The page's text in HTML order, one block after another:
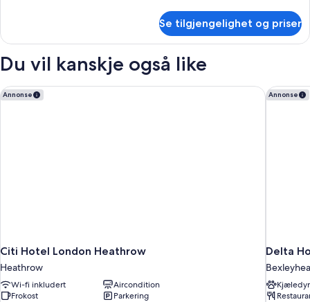
–
Se tilgjengelighet og priser
Du vil kanskje også like
Annonse
Citi Hotel London Heathrow
Heathrow
Wi-fi inkludert
Aircondition
Frokost
Parkering
Citi Hotel London Heathrow Annonse
Delta
Delta